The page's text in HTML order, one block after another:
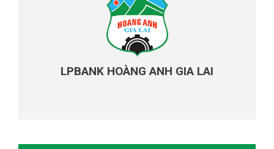
LPBANK HOÀNG ANH GIA LAI